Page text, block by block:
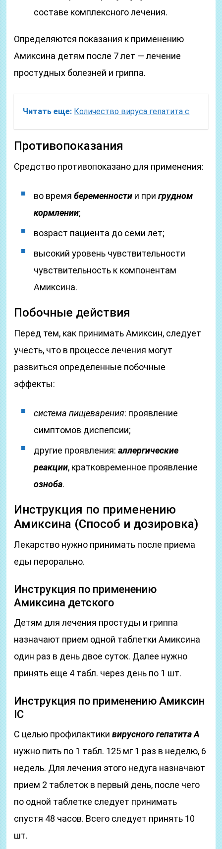
составе комплексного лечения.
Определяются показания к применению
Амиксина детям после 7 лет — лечение
простудных болезней и гриппа.
Читать еще: Количество вируса гепатита с
Противопоказания
Средство противопоказано для применения:
во времябеременности и пригрудном
кормлении;
возраст пациента до семи лет;
высокий уровень чувствительности
чувствительность к компонентам
Амиксина.
Побочные действия
Перед тем, как принимать Амиксин, следует
учесть, что в процессе лечения могут
развиться определенные побочные
эффекты:
система пищеварения: проявление
симптомов диспепсии;
другие проявления:аллергические
реакции, кратковременное проявление
озноба.
Инструкция по применению
Амиксина (Способ и дозировка)
Лекарство нужно принимать после приема
еды перорально.
Инструкция по применению
Амиксина детского
Детям для лечения простуды и гриппа
назначают прием одной таблетки Амиксина
один раз в день двое суток. Далее нужно
принять еще 4 табл. через день по 1 шт.
Инструкция по применению Амиксин
IC
С целью профилактикивирусного гепатита А
нужно пить по 1 табл. 125 мг 1 раз в неделю, 6
недель. Для лечения этого недуга назначают
прием 2 таблеток в первый день, после чего
по одной таблетке следует принимать
спустя 48 часов. Всего следует принять 10
шт.